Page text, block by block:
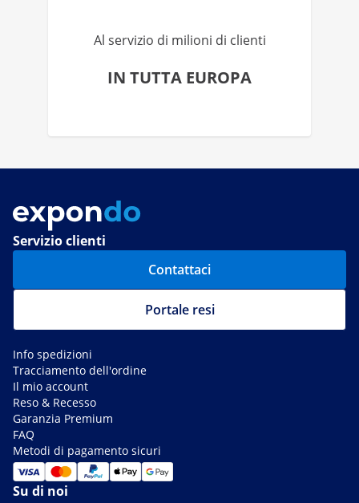
Al servizio di milioni di clienti
IN TUTTA EUROPA
Servizio clienti
Contattaci
Portale resi
Info spedizioni
Tracciamento dell'ordine
Il mio account
Reso & Recesso
Garanzia Premium
FAQ
Metodi di pagamento sicuri
Su di noi